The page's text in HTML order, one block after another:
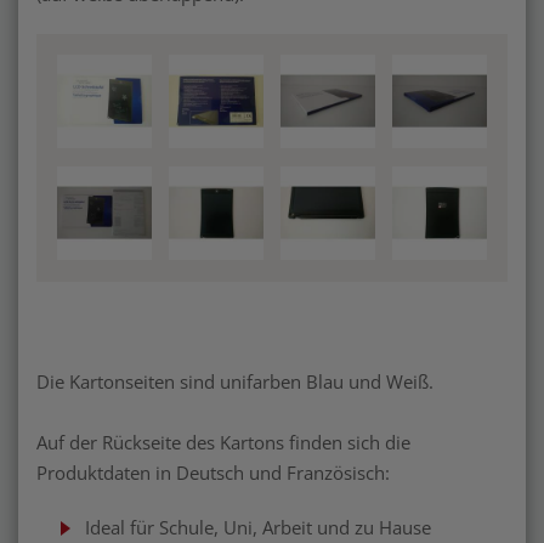
Die Kartonseiten sind unifarben Blau und Weiß.
Auf der Rückseite des Kartons finden sich die
Produktdaten in Deutsch und Französisch:
Ideal für Schule, Uni, Arbeit und zu Hause